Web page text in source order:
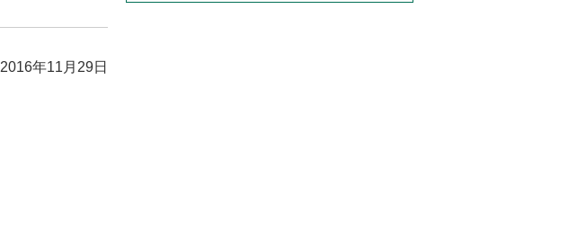
2016年11月29日